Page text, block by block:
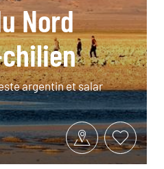
Nord
argentin et salar